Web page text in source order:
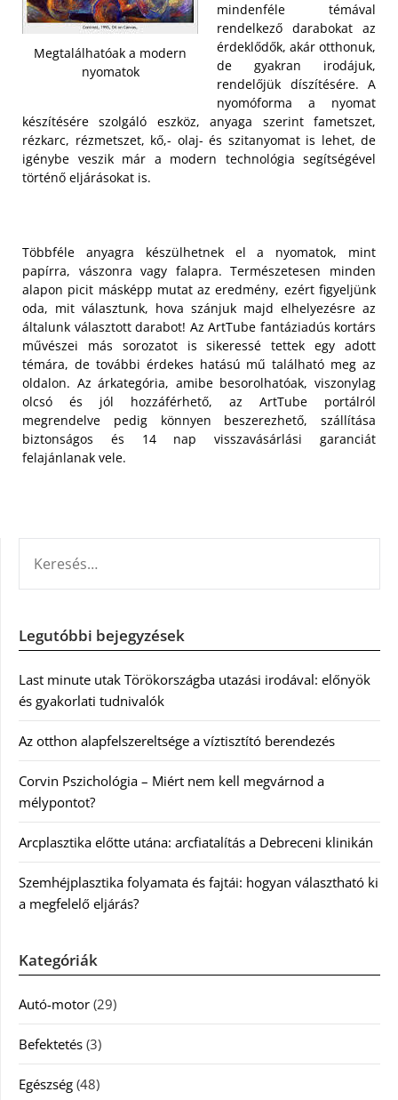
Megtalálhatóak a modern
nyomatok
mindenféle témával
rendelkező darabokat az
érdeklődők, akár otthonuk,
de gyakran irodájuk,
rendelőjük díszítésére. A
nyomóforma a nyomat
készítésére szolgáló eszköz, anyaga szerint fametszet,
rézkarc, rézmetszet, kő,- olaj- és szitanyomat is lehet, de
igénybe veszik már a modern technológia segítségével
történő eljárásokat is.
Többféle anyagra készülhetnek el a nyomatok, mint
papírra, vászonra vagy falapra. Természetesen minden
alapon picit másképp mutat az eredmény, ezért figyeljünk
oda, mit választunk, hova szánjuk majd elhelyezésre az
általunk választott darabot! Az ArtTube fantáziadús kortárs
művészei más sorozatot is sikeressé tettek egy adott
témára, de további érdekes hatású mű található meg az
oldalon. Az árkategória, amibe besorolhatóak, viszonylag
olcsó és jól hozzáférhető, az ArtTube portálról
megrendelve pedig könnyen beszerezhető, szállítása
biztonságos és 14 nap visszavásárlási garanciát
felajánlanak vele.
Legutóbbi bejegyzések
Last minute utak Törökországba utazási irodával: előnyök
és gyakorlati tudnivalók
Az otthon alapfelszereltsége a víztisztító berendezés
Corvin Pszichológia – Miért nem kell megvárnod a
mélypontot?
Arcplasztika előtte utána: arcfiatalítás a Debreceni klinikán
Szemhéjplasztika folyamata és fajtái: hogyan választható ki
a megfelelő eljárás?
Kategóriák
Autó-motor (29)
Befektetés (3)
Egészség (48)